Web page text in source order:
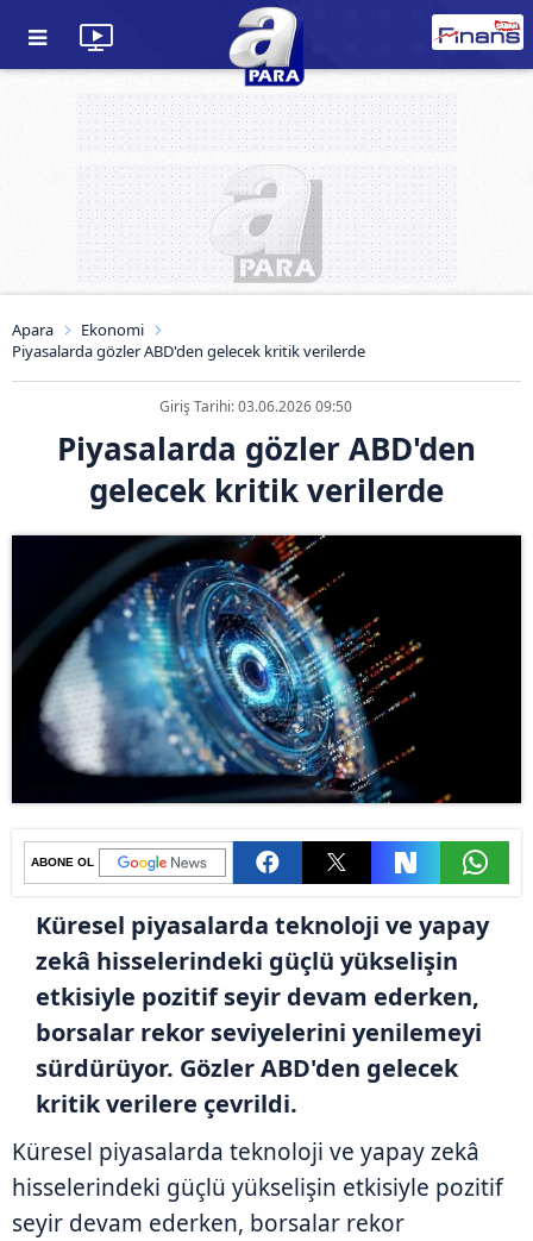
Apara
Ekonomi
Piyasalarda gözler ABD'den gelecek kritik verilerde
Giriş Tarihi: 03.06.2026 09:50
Piyasalarda gözler ABD'den
gelecek kritik verilerde
ABONE OL
Küresel piyasalarda teknoloji ve yapay
zekâ hisselerindeki güçlü yükselişin
etkisiyle pozitif seyir devam ederken,
borsalar rekor seviyelerini yenilemeyi
sürdürüyor. Gözler ABD'den gelecek
kritik verilere çevrildi.
Küresel piyasalarda teknoloji ve yapay zekâ
hisselerindeki güçlü yükselişin etkisiyle pozitif
seyir devam ederken, borsalar rekor